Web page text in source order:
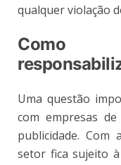
qualquer violação
Uma questão
com empresas
publicidade.
setor fica sujeito